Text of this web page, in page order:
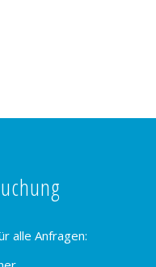
alle Anfragen: